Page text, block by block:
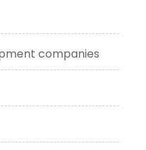
companies